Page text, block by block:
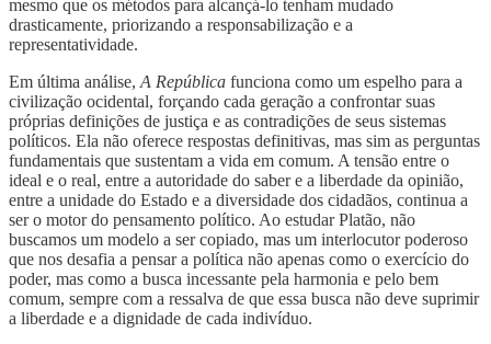
mesmo que os métodos para alcançá-lo tenham mudado
drasticamente, priorizando a responsabilização e a
representatividade.
Em última análise, A República funciona como um espelho para a
civilização ocidental, forçando cada geração a confrontar suas
próprias definições de justiça e as contradições de seus sistemas
políticos. Ela não oferece respostas definitivas, mas sim as perguntas
fundamentais que sustentam a vida em comum. A tensão entre o
ideal e o real, entre a autoridade do saber e a liberdade da opinião,
entre a unidade do Estado e a diversidade dos cidadãos, continua a
ser o motor do pensamento político. Ao estudar Platão, não
buscamos um modelo a ser copiado, mas um interlocutor poderoso
que nos desafia a pensar a política não apenas como o exercício do
poder, mas como a busca incessante pela harmonia e pelo bem
comum, sempre com a ressalva de que essa busca não deve suprimir
a liberdade e a dignidade de cada indivíduo.